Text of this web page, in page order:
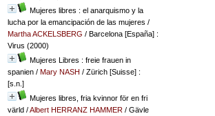
Mujeres libres : el anarquismo y la
lucha por la emancipación de las mujeres /
Martha ACKELSBERG / Barcelona [España] :
Virus (2000)
Mujeres Libres : freie frauen in
spanien/ Mary NASH / Zürich [Suisse] :
[s.n.]
Mujeres libres, fria kvinnor för en fri
värld/Albert HERRANZ HAMMER/ Gävle